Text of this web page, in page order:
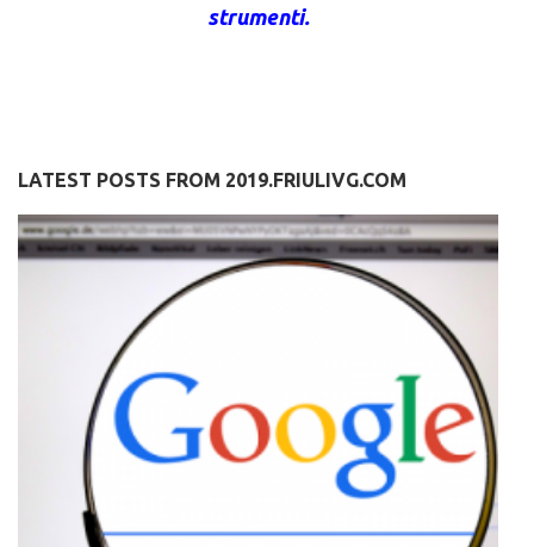
strumenti.
LATEST POSTS FROM 2019.FRIULIVG.COM